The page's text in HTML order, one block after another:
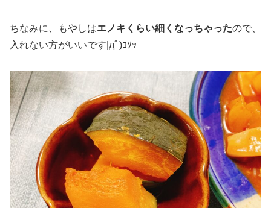
ちなみに、もやしはエノキくらい細くなっちゃったので、
入れない方がいいです|дﾟ)ｺｿｯ